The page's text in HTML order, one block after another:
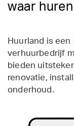
waar
Huurland is een
verhuurbedrijf
bieden
renovatie,
onderhoud.